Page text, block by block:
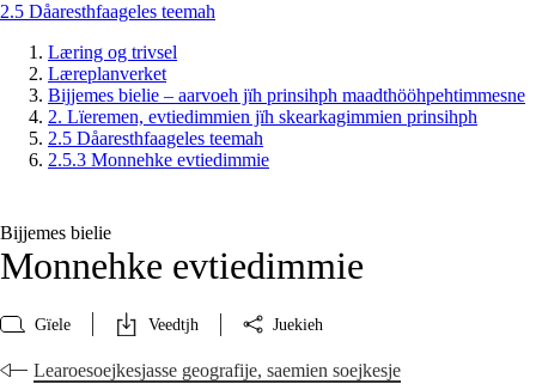
2.5 Dåaresthfaageles teemah
Læring og trivsel
Læreplanverket
Bijjemes bielie – aarvoeh jïh prinsihph maadthööhpehtimmesne
2. Lïeremen, evtiedimmien jïh skearkagimmien prinsihph
2.5 Dåaresthfaageles teemah
2.5.3 Monnehke evtiedimmie
Bijjemes bielie
Monnehke evtiedimmie
Gïele Veedtjh Juekieh
Learoesoejkesjasse geografije, saemien soejkesje